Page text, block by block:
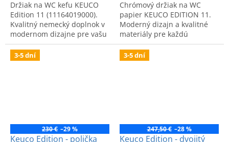
Držiak na WC kefu KEUCO
Edition 11 (11164019000).
Kvalitný nemecký doplnok v
modernom dizajne pre vašu
kúpeľňu.
Chrómový držiak na WC
papier KEUCO EDITION 11.
Moderný dizajn a kvalitné
materiály pre každú
kúpeľňu.
3-5 dní
230 € –29 %
Keuco Edition - polička
3-5 dní
247,50 € –28 %
Keuco Edition - dvojitý